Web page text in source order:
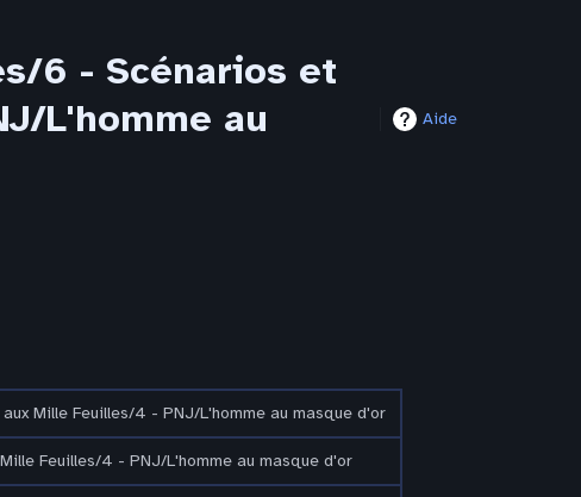
6 - Scénarios et
L'homme au
Aide
Mille Feuilles/4 - PNJ/L'homme au masque d'or
Feuilles/4 - PNJ/L'homme au masque d'or